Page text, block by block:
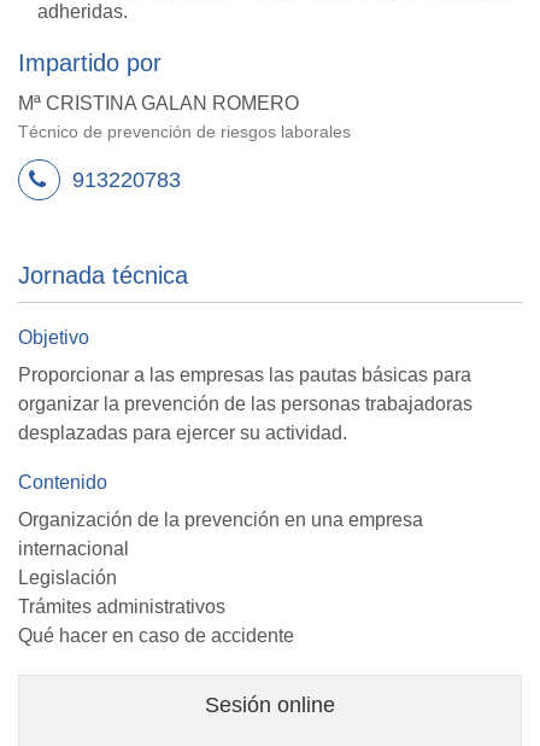
adheridas.
Impartido por
Mª CRISTINA GALAN ROMERO
Técnico de prevención de riesgos laborales
913220783
Jornada técnica
Objetivo
Proporcionar a las empresas las pautas básicas para
organizar la prevención de las personas trabajadoras
desplazadas para ejercer su actividad.
Contenido
Organización de la prevención en una empresa
internacional
Legislación
Trámites administrativos
Qué hacer en caso de accidente
Sesión online